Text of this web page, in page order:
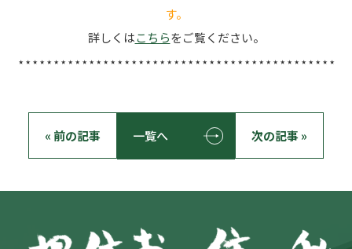
す。
詳しくはこちらをご覧ください。
⋆⋆⋆⋆⋆⋆⋆⋆⋆⋆⋆⋆⋆⋆⋆⋆⋆⋆⋆⋆⋆⋆⋆⋆⋆⋆⋆⋆⋆⋆⋆⋆⋆⋆⋆⋆⋆⋆⋆⋆⋆⋆⋆⋆⋆
« 前の記事 一覧へ 次の記事 »